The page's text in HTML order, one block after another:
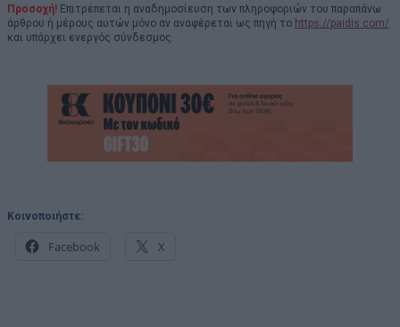
Προσοχή! Επιτρέπεται η αναδημοσίευση των πληροφοριών του παραπάνω
άρθρου ή μέρους αυτών μόνο αν αναφέρεται ως πηγή το https://paidis.com/
και υπάρχει ενεργός σύνδεσμος.
Κοινοποιήστε:
Facebook X